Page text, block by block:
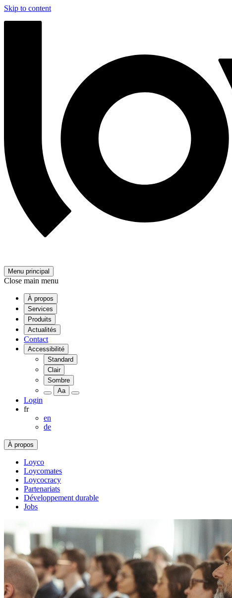
Skip to content
Menu principal
Close main menu
À propos
Services
Produits
Actualités
Contact
Accessibilité
Standard
Clair
Sombre
Aa
Login
fr
en
de
À propos
Loyco
Loycomates
Loycocracy
Partenariats
Développement durable
Jobs